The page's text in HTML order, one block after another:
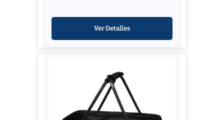
Ver Detalles